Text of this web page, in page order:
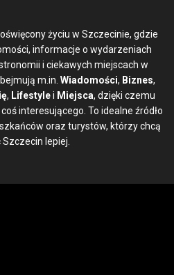
życiu w Szczecinie, gdzie
informacje o wydarzeniach
i ciekawych miejscach w
m.in. Wiadomości, Biznes,
, Lifestylei Miejsca, dzięki czemu
interesującego. To idealne źródło
oraz turystów, którzy chcą
lepiej.